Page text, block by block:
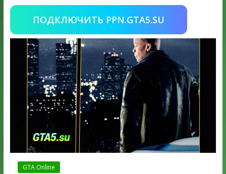
ПОДКЛЮЧИТЬ PPN.GTA5.SU
GTA Online